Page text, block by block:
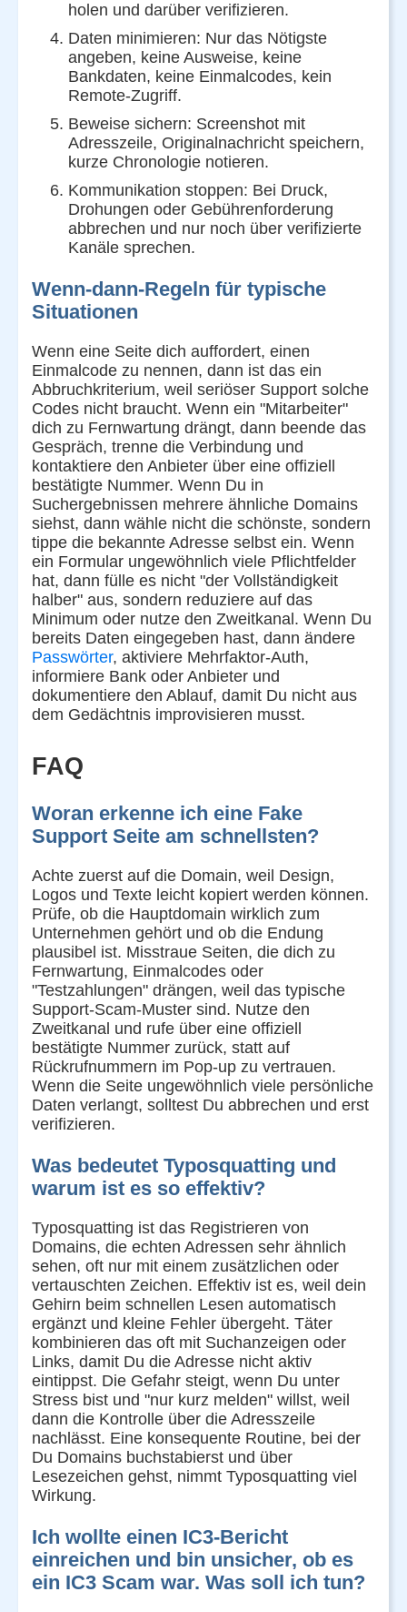
holen und darüber verifizieren.
Daten minimieren: Nur das Nötigste
angeben, keine Ausweise, keine
Bankdaten, keine Einmalcodes, kein
Remote-Zugriff.
Beweise sichern: Screenshot mit
Adresszeile, Originalnachricht speichern,
kurze Chronologie notieren.
Kommunikation stoppen: Bei Druck,
Drohungen oder Gebührenforderung
abbrechen und nur noch über verifizierte
Kanäle sprechen.
Wenn-dann-Regeln für typische
Situationen
Wenn eine Seite dich auffordert, einen
Einmalcode zu nennen, dann ist das ein
Abbruchkriterium, weil seriöser Support solche
Codes nicht braucht. Wenn ein "Mitarbeiter"
dich zu Fernwartung drängt, dann beende das
Gespräch, trenne die Verbindung und
kontaktiere den Anbieter über eine offiziell
bestätigte Nummer. Wenn Du in
Suchergebnissen mehrere ähnliche Domains
siehst, dann wähle nicht die schönste, sondern
tippe die bekannte Adresse selbst ein. Wenn
ein Formular ungewöhnlich viele Pflichtfelder
hat, dann fülle es nicht "der Vollständigkeit
halber" aus, sondern reduziere auf das
Minimum oder nutze den Zweitkanal. Wenn Du
bereits Daten eingegeben hast, dann ändere
Passwörter, aktiviere Mehrfaktor-Auth,
informiere Bank oder Anbieter und
dokumentiere den Ablauf, damit Du nicht aus
dem Gedächtnis improvisieren musst.
FAQ
Woran erkenne ich eine Fake
Support Seite am schnellsten?
Achte zuerst auf die Domain, weil Design,
Logos und Texte leicht kopiert werden können.
Prüfe, ob die Hauptdomain wirklich zum
Unternehmen gehört und ob die Endung
plausibel ist. Misstraue Seiten, die dich zu
Fernwartung, Einmalcodes oder
"Testzahlungen" drängen, weil das typische
Support-Scam-Muster sind. Nutze den
Zweitkanal und rufe über eine offiziell
bestätigte Nummer zurück, statt auf
Rückrufnummern im Pop-up zu vertrauen.
Wenn die Seite ungewöhnlich viele persönliche
Daten verlangt, solltest Du abbrechen und erst
verifizieren.
Was bedeutet Typosquatting und
warum ist es so effektiv?
Typosquatting ist das Registrieren von
Domains, die echten Adressen sehr ähnlich
sehen, oft nur mit einem zusätzlichen oder
vertauschten Zeichen. Effektiv ist es, weil dein
Gehirn beim schnellen Lesen automatisch
ergänzt und kleine Fehler übergeht. Täter
kombinieren das oft mit Suchanzeigen oder
Links, damit Du die Adresse nicht aktiv
eintippst. Die Gefahr steigt, wenn Du unter
Stress bist und "nur kurz melden" willst, weil
dann die Kontrolle über die Adresszeile
nachlässt. Eine konsequente Routine, bei der
Du Domains buchstabierst und über
Lesezeichen gehst, nimmt Typosquatting viel
Wirkung.
Ich wollte einen IC3-Bericht
einreichen und bin unsicher, ob es
ein IC3 Scam war. Was soll ich tun?